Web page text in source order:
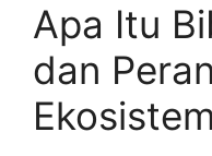
Apa Itu
dan